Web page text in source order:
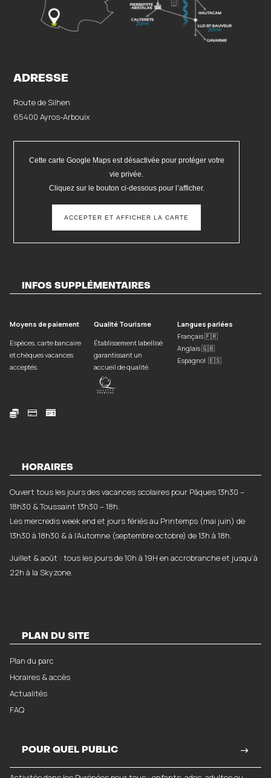
ADRESSE
Route de Silhen
65400 Ayros-Arbouix
Cette carte Google Maps est désactivée pour protéger votre
vie privée.
Cliquez sur le bouton ci-dessous pour l’afficher.
ACCEPTER ET AFFICHER LA CARTE
INFOS SUPPLÉMENTAIRES
Moyens de paiement
Espèces, carte bancaire
et chèques vacances
acceptés.
  
Qualité Tourisme
Établissement labellisé
garantissant un
accueil de qualité.
Langues parlées
Français 🇫🇷
Anglais 🇬🇧
Espagnol 🇪🇸
HORAIRES
Ouvert tous les jours des vacances scolaires pour Pâques 13h30 –
18h30 & Toussaint 13h30 – 18h.
Les mercredis week end et jours fériés au Printemps (mai juin) de
13h30 à 18h30 & à l’Automne (septembre octobre) de 13h à 18h.
Juillet & août : tous les jours de 10h à 19H en accrobranche et jusqu’à
22h à la Skyzone.
PLAN DU SITE
Plan du parc
Horaires & accès
Actualités
FAQ
POUR QUEL PUBLIC